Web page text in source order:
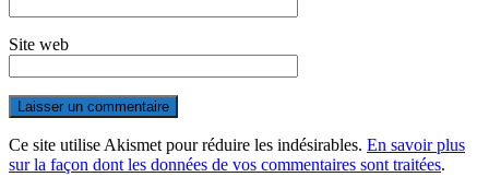
Site web
Ce site utilise Akismet pour réduire les indésirables. En savoir plus
sur la façon dont les données de vos commentaires sont traitées.